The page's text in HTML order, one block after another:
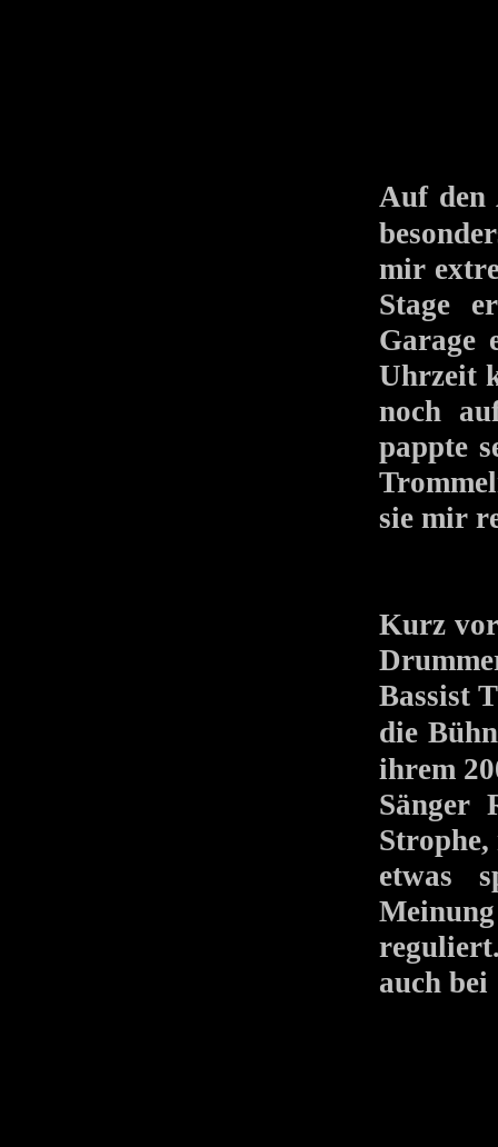
Auf
mir
Stage
Garage
Uhrzeit
noch
pappte
sie mir
Kurz
Bassist
die
ihrem
Sänger
etwas
auch